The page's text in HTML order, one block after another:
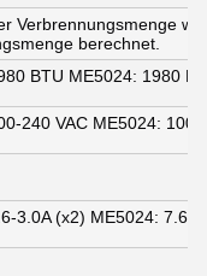
Verbrennungsmenge
berechnet.
BTU ME5024: 1980
240 VAC ME5024:
3.0A (x2) ME5024: 7.6-